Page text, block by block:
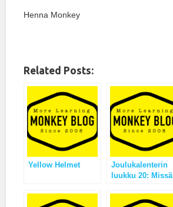
Henna Monkey
Related Posts:
Yellow Helmet
Joulukalenterin
luukku 20: Missä